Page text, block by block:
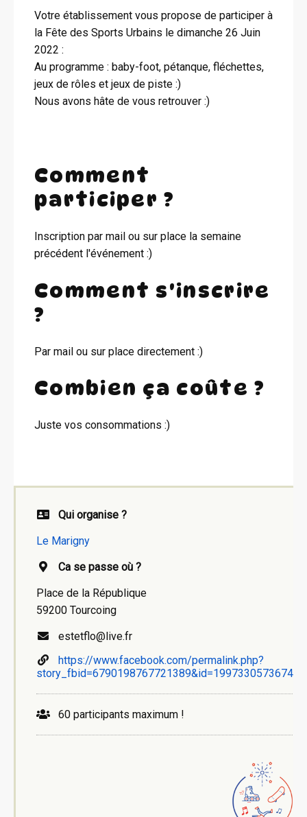
Votre établissement vous propose de participer à
la Fête des Sports Urbains le dimanche 26 Juin
2022 :
Au programme : baby-foot, pétanque, fléchettes,
jeux de rôles et jeux de piste :)
Nous avons hâte de vous retrouver :)
Comment
participer ?
Inscription par mail ou sur place la semaine
précédent l'événement :)
Comment s'inscrire
?
Par mail ou sur place directement :)
Combien ça coûte ?
Juste vos consommations :)
Qui organise ?
Le Marigny
Ca se passe où ?
Place de la République
59200 Tourcoing
estetflo@live.fr
https://www.facebook.com/permalink.php?
60 participants maximum !